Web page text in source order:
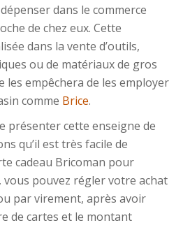
dans le commerce
de chez eux. Cette
dans la vente d’outils,
ou de matériaux de gros
les empêchera de les employer
comme Brice.
présenter cette enseigne de
qu’il est très facile de
cadeau Bricoman pour
vous pouvez régler votre achat
par virement, après avoir
de cartes et le montant